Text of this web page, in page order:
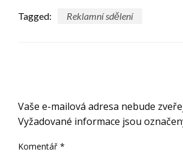
Tagged: Reklamní sdělení
Vaše e-mailová adresa nebude
Vyžadované informace jsou
Komentář *